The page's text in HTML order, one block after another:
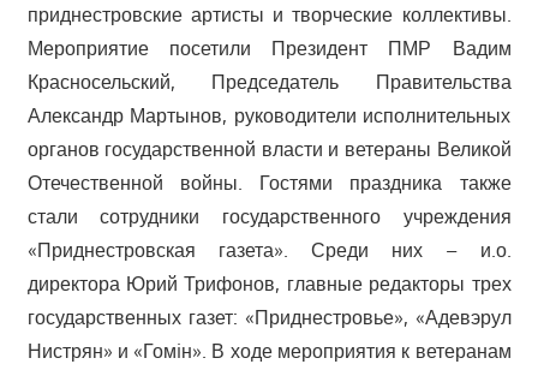
приднестровские артисты и творческие коллективы.
Мероприятие посетили Президент ПМР Вадим
Красносельский, Председатель Правительства
Александр Мартынов, руководители исполнительных
органов государственной власти и ветераны Великой
Отечественной войны. Гостями праздника также
стали сотрудники государственного учреждения
«Приднестровская газета». Среди них – и.о.
директора Юрий Трифонов, главные редакторы трех
государственных газет: «Приднестровье», «Адевэрул
Нистрян» и «Гомiн». В ходе мероприятия к ветеранам